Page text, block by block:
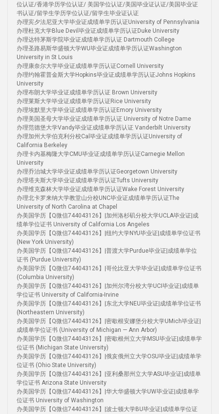
位认证/香港学历学位认证/ 美国学位认证/美国毕业证认证/美国毕业证
书认证/留学生学历学位认证/留学生毕业证认证
办理宾夕法尼亚大学毕业证成绩单学历认证University of Pennsylvania
办理杜克大学Blue Devil毕业证成绩单学历认证Duke University
办理达特茅斯学院毕业证成绩单学历认证 Dartmouth College
办理圣路易斯华盛顿大学WU毕业证成绩单学历认证Washington
University in St Louis
办理康奈尔大学毕业证成绩单学历认证Cornell University
办理约翰霍普金斯大学Hopkins毕业证成绩单学历认证Johns Hopkins
University
办理布朗大学毕业证成绩单学历认证 Brown University
办理莱斯大学毕业证成绩单学历认证Rice University
办理埃默里大学毕业证成绩单学历认证Emory University
办理美国圣母大学毕业证成绩单学历认证 University of Notre Dame
办理范德堡大学Vandy毕业证成绩单学历认证 Vanderbilt University
办理加州大学伯克利分校Cal毕业证成绩单学历认证University of
California Berkeley
办理卡内基梅隆大学CMU毕业证成绩单学历认证Carnegie Mellon
University
办理乔治城大学毕业证成绩单学历认证Georgetown University
办理塔夫斯大学毕业证成绩单学历认证Tufts University
办理维克森林大学毕业证成绩单学历认证Wake Forest University
办理北卡罗来纳大学教堂山分校UNC毕业证成绩单学历认证The
University of North Carolina at Chapel
办美国学历【Q微信744043126】|加州洛杉矶分校大学UCLA毕业证|成
绩单学位证书 University of California Los Angeles
办美国学历【Q微信744043126】|纽约大学NYU毕业证|成绩单学位证书
(New York University)
办美国学历【Q微信744043126】|普渡大学Purdue毕业证|成绩单学位
证书 (Purdue University)
办美国学历【Q微信744043126】|哥伦比亚大学毕业证|成绩单学位证书
(Columbia University)
办美国学历【Q微信744043126】|加州尔湾分校大学UCI毕业证|成绩单
学位证书 University of California-Irvine
办美国学历【Q微信744043126】|东北大学NEU毕业证|成绩单学位证书
(Northeastern University)
办美国学历【Q微信744043126】|密歇根安娜堡分校大学UMich毕业证|
成绩单学位证书 (University of Michigan — Ann Arbor)
办美国学历【Q微信744043126】|密歇根州立大学MSU毕业证|成绩单学
位证书 (Michigan State University)
办美国学历【Q微信744043126】|俄亥俄州立大学OSU毕业证|成绩单学
位证书 (Ohio State University)
办美国学历【Q微信744043126】|亚利桑那州立大学ASU毕业证|成绩单
学位证书 Arizona State University
办美国学历【Q微信744043126】|华大华盛顿大学UW毕业证|成绩单学
位证书 University of Washington
办美国学历【Q微信744043126】|波士顿大学BU毕业证|成绩单学位证